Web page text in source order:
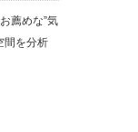
薦めな”気
間を分析